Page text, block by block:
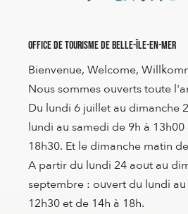
Office de Tourisme de Belle-Île-en-Mer
Bienvenue, Welcome,
Nous sommes ouverts toute
Du lundi 6 juillet au dimanche
lundi au samedi de 9h à
18h30. Et le dimanche matin
A partir du lundi 24 aout au
septembre : ouvert du lundi
12h30 et de 14h à 18h.